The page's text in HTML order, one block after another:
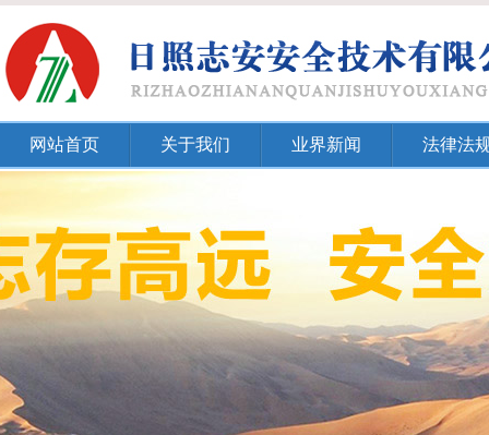
网站首页 关于我们 业界新闻 法律法